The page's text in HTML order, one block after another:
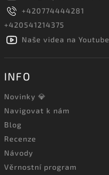
+420774444281
+420541214375
Naše videa na Youtube
INFO
Novinky 💎
Navigovat k nám
Blog
Recenze
Návody
Věrnostní program